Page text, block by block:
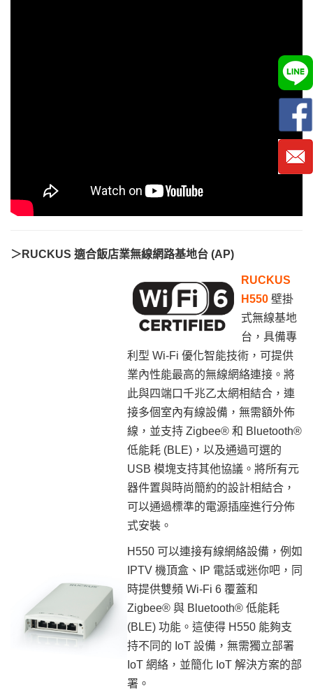
＞RUCKUS 適合飯店業無線網路基地台 (AP)
RUCKUS
H550 壁掛
式無線基地
台，具備專
利型 Wi-Fi 優化智能技術，可提供
業內性能最高的無線網絡連接。將
此與四端口千兆乙太網相結合，連
接多個室內有線設備，無需額外佈
線，並支持 Zigbee® 和 Bluetooth®
低能耗 (BLE)，以及通過可選的
USB 模塊支持其他協議。將所有元
器件置與時尚簡約的設計相結合，
可以通過標準的電源插座進行分佈
式安裝。
H550 可以連接有線網絡設備，例如
IPTV 機頂盒、IP 電話或迷你吧，同
時提供雙頻 Wi-Fi 6 覆蓋和
Zigbee® 與 Bluetooth® 低能耗
(BLE) 功能。這使得 H550 能夠支
持不同的 IoT 設備，無需獨立部署
IoT 網絡，並簡化 IoT 解決方案的部
署。